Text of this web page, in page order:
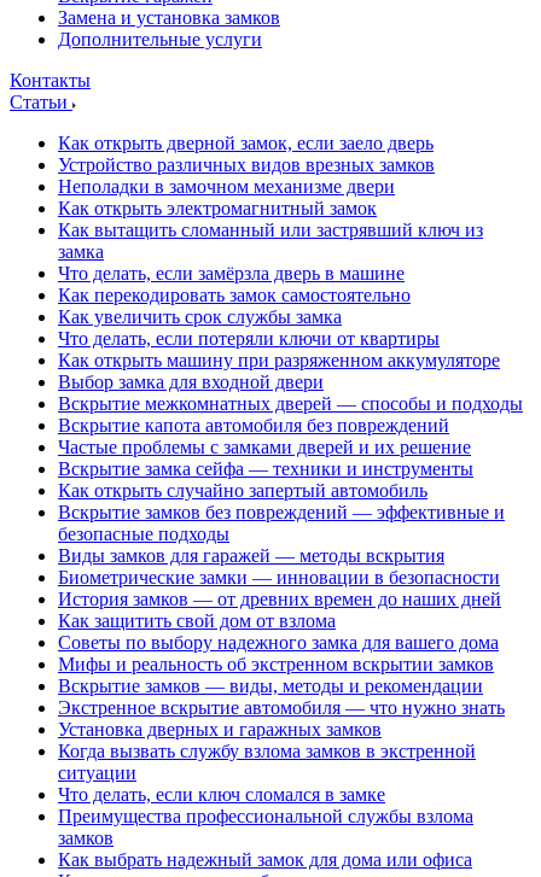
Замена и установка замков
Дополнительные услуги
Контакты
Статьи
Как открыть дверной замок, если заело дверь
Устройство различных видов врезных замков
Неполадки в замочном механизме двери
Как открыть электромагнитный замок
Как вытащить сломанный или застрявший ключ из
замка
Что делать, если замёрзла дверь в машине
Как перекодировать замок самостоятельно
Как увеличить срок службы замка
Что делать, если потеряли ключи от квартиры
Как открыть машину при разряженном аккумуляторе
Выбор замка для входной двери
Вскрытие межкомнатных дверей — способы и подходы
Вскрытие капота автомобиля без повреждений
Частые проблемы с замками дверей и их решение
Вскрытие замка сейфа — техники и инструменты
Как открыть случайно запертый автомобиль
Вскрытие замков без повреждений — эффективные и
безопасные подходы
Виды замков для гаражей — методы вскрытия
Биометрические замки — инновации в безопасности
История замков — от древних времен до наших дней
Как защитить свой дом от взлома
Советы по выбору надежного замка для вашего дома
Мифы и реальность об экстренном вскрытии замков
Вскрытие замков — виды, методы и рекомендации
Экстренное вскрытие автомобиля — что нужно знать
Установка дверных и гаражных замков
Когда вызвать службу взлома замков в экстренной
ситуации
Что делать, если ключ сломался в замке
Преимущества профессиональной службы взлома
замков
Как выбрать надежный замок для дома или офиса